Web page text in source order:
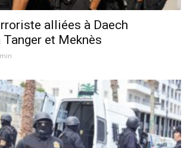
alliées à Daech
et Meknès